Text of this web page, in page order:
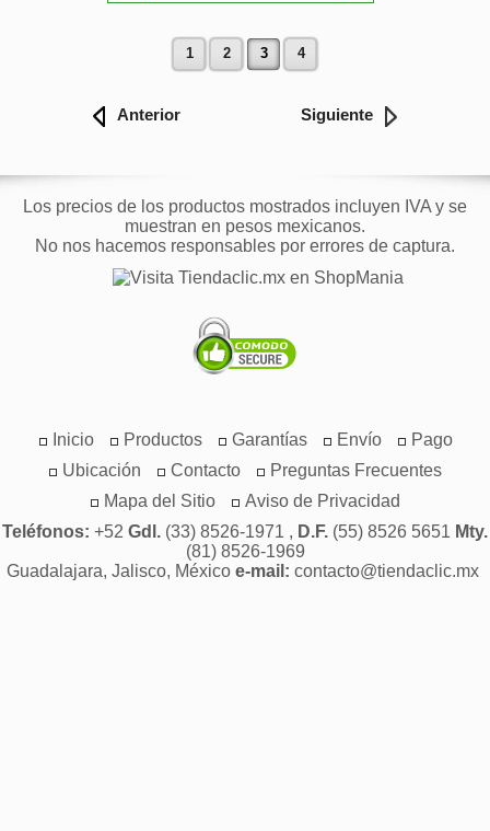
1 2 3 4
Anterior Siguiente
Los precios de los productos mostrados incluyen IVA y se
muestran en pesos mexicanos.
No nos hacemos responsables por errores de captura.
Inicio Productos Garantías Envío
Pago
Ubicación
Contacto
Preguntas Frecuentes
Mapa del Sitio
Aviso de Privacidad
Teléfonos: +52 Gdl. (33) 8526-1971 , D.F. (55) 8526 5651 Mty.
(81) 8526-1969
Guadalajara, Jalisco, México e-mail: contacto@tiendaclic.mx